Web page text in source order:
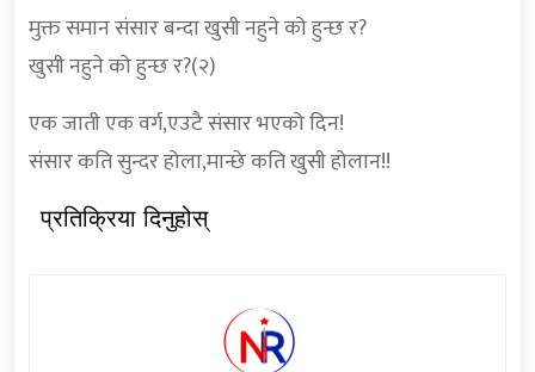
मुक्त समान संसार बन्दा खुसी नहुने को हुन्छ र?
खुसी नहुने को हुन्छ र?(२)
एक जाती एक वर्ग,एउटै संसार भएको दिन!
संसार कति सुन्दर होला,मान्छे कति खुसी होलान!!
प्रतिक्रिया दिनुहोस्